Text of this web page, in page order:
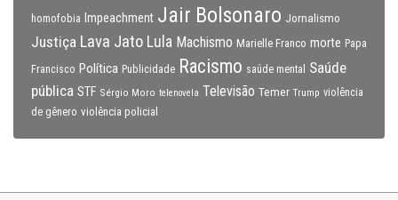
homofobia Impeachment Jair Bolsonaro Jornalismo
Justiça Lava Jato Lula Machismo Marielle Franco morte Papa
Francisco Política Publicidade Racismo saúde mental
Saúde
pública STF Sérgio Moro telenovela Televisão Temer Trump violência
de gênero violência policial